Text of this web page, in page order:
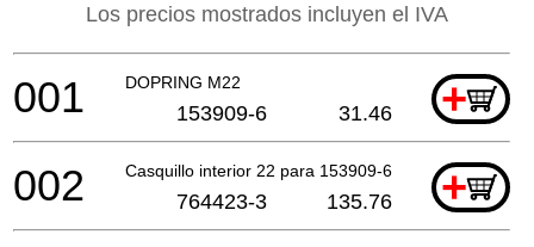
Los precios mostrados incluyen el IVA
DOPRING M22 +
001 153909-6 31.46
Casquillo interior 22 para 153909-6 +
002 764423-3 135.76